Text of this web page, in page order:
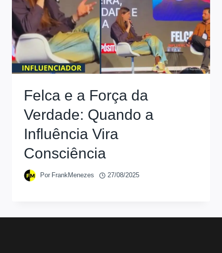
Felca e a Força da
Verdade: Quando a
Influência Vira
Consciência
Por FrankMenezes 27/08/2025